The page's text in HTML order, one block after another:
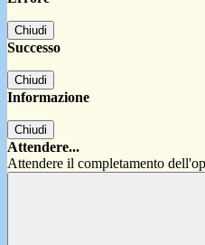
Chiudi
Successo
Chiudi
Informazione
Chiudi
Attendere...
Attendere il completamento